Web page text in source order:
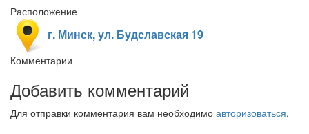
Расположение
г. Минск, ул. Будславская 19
Комментарии
Добавить комментарий
Для отправки комментария вам необходимо авторизоваться.